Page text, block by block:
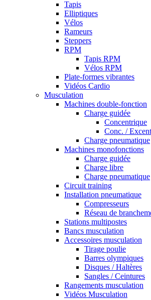
Tapis
Elliptiques
Vélos
Rameurs
Steppers
RPM
Tapis RPM
Vélos RPM
Plate-formes vibrantes
Vidéos Cardio
Musculation
Machines double-fonction
Charge guidée
Concentrique
Conc. /
Charge pneumatique
Machines monofonctions
Charge guidée
Charge libre
Charge pneumatique
Circuit training
Installation pneumatique
Compresseurs
Réseau de
Stations multipostes
Bancs musculation
Accessoires musculation
Tirage poulie
Barres olympiques
Disques / Haltères
Sangles / Ceintures
Rangements musculation
Vidéos Musculation